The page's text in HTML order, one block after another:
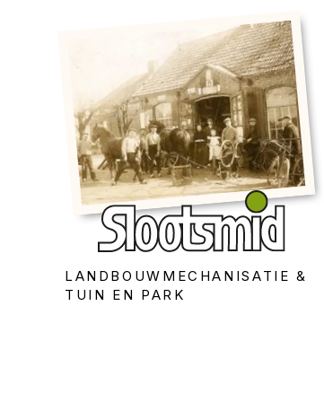
LANDBOUWMECHANISATIE &
TUIN EN PARK